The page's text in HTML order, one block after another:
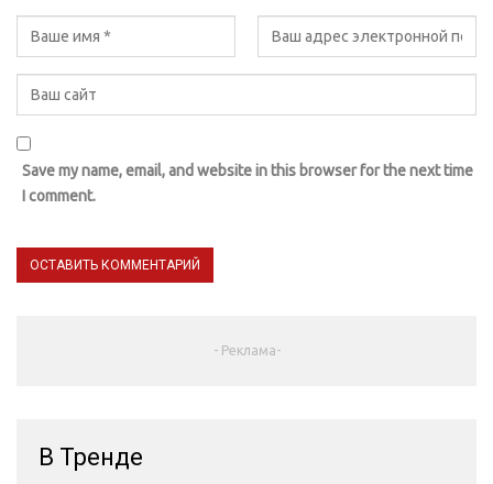
Save my name, email, and website in this browser for the next time
I comment.
- Реклама-
В Тренде